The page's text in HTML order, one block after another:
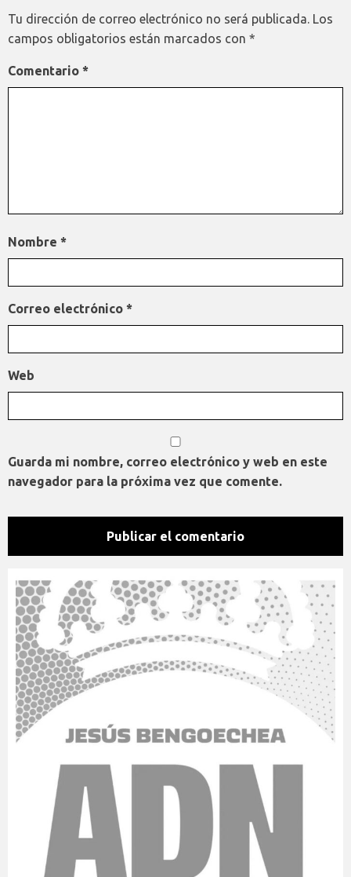
Tu dirección de correo electrónico no será publicada. Los
campos obligatorios están marcados con *
Comentario *
Nombre *
Correo electrónico *
Web
Guarda mi nombre, correo electrónico y web en este
navegador para la próxima vez que comente.